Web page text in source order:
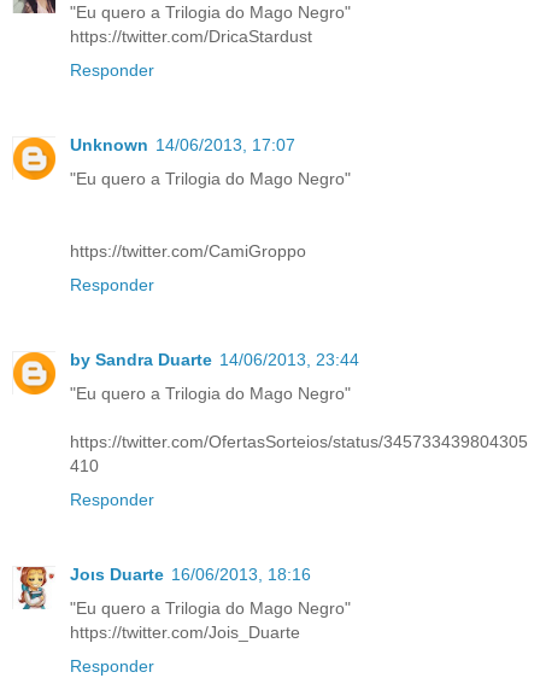
"Eu quero a Trilogia do Mago Negro"
https://twitter.com/DricaStardust
Responder
Unknown 14/06/2013, 17:07
"Eu quero a Trilogia do Mago Negro"
https://twitter.com/CamiGroppo
Responder
by Sandra Duarte 14/06/2013, 23:44
"Eu quero a Trilogia do Mago Negro"
https://twitter.com/OfertasSorteios/status/345733439804305
410
Responder
Joιѕ Duarte 16/06/2013, 18:16
"Eu quero a Trilogia do Mago Negro"
https://twitter.com/Jois_Duarte
Responder